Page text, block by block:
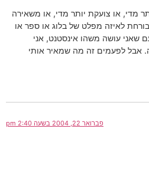
מדי, או צועקת יותר מדי, או משאירה
לאיזה מפלט של בלוג או ספר או
שאני עושה משהו אינסטנט, אני
אבל לפעמים זה מה שמאיר אותי
פברואר 22, 2004 בשעה 2:40 pm